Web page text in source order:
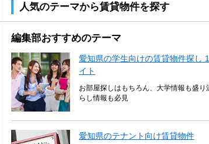
人気のテーマから賃貸物件を探す
編集部おすすめのテーマ
愛知県の学生向けの賃貸物件探し
イト
お部屋探しはもちろん、大学情報も盛り
らし情報も必見
愛知県のテナント向け賃貸物件